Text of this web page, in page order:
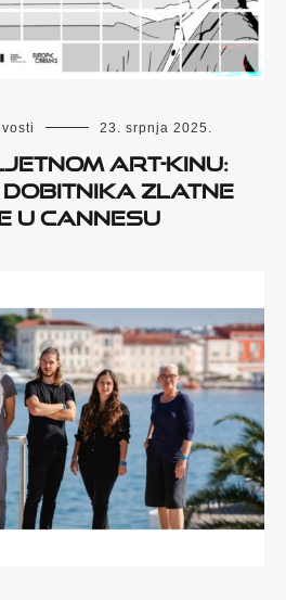
23. srpnja 2025.
Art-kinu:
Zlatne
u Cannesu